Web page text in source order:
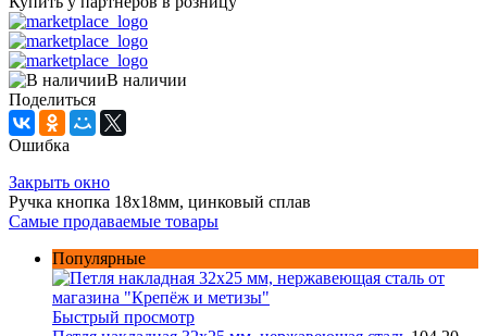
В наличии
Поделиться
Ошибка
Закрыть окно
Ручка кнопка 18х18мм, цинковый сплав
Самые продаваемые товары
Популярные
Быстрый просмотр